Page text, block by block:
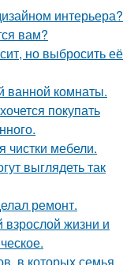
интерьера?
вам?
но выбросить её
ванной комнаты.
покупать
чистки мебели.
выглядеть так
ремонт.
взрослой жизни и
в которых семья